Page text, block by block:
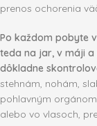
prenos ochorenia
Po každom pobyte
teda na jar, v máji a
dôkladne
stehnám, nohám,
pohlavným
alebo vo vlasoch,